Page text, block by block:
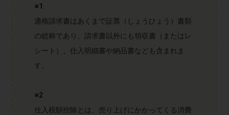
※1
適格請求書はあくまで証票（しょうひょう）書類
の総称であり、請求書以外にも領収書（またはレ
シート）、仕入明細書や納品書なども含まれま
す。
※2
仕入税額控除とは、売り上げにかかってくる消費